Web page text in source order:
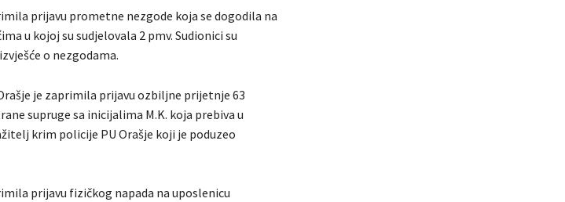
prijavu prometne nezgode koja se dogodila na
u kojoj su sudjelovala 2 pmv. Sudionici su
o nezgodama.
je zaprimila prijavu ozbiljne prijetnje 63
supruge sa inicijalima M.K. koja prebiva u
krim policije PU Orašje koji je poduzeo
prijavu fizičkog napada na uposlenicu